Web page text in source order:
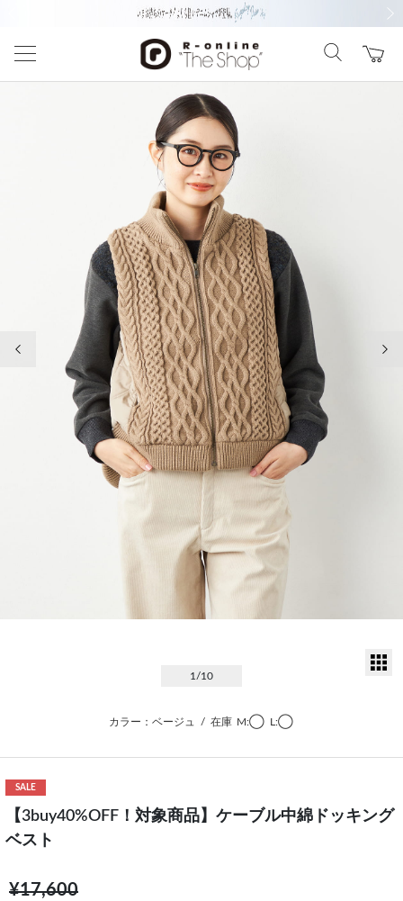
1 /10
カラー：ベージュ / 在庫 M:◯ L:◯
SALE
【3buy40%OFF！対象商品】ケーブル中綿ドッキング
ベスト
¥17,600